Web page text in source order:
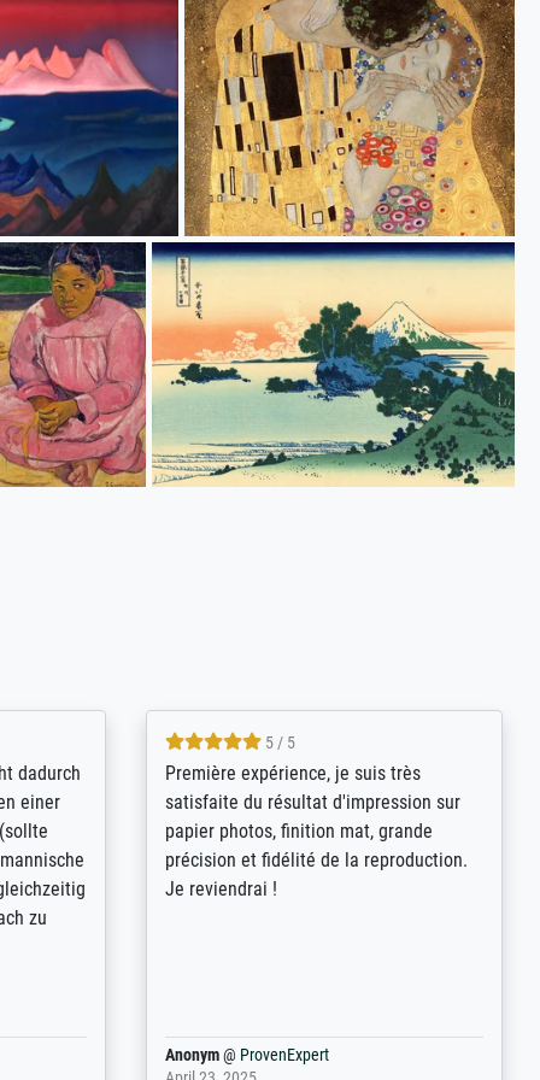
sich
(ein
-
4.8 / 5
Qualité absolument irréprochable.
Extraordinaire diversité des thèmes
abordés et personnalisation des
demandes (recadrage, réajustement des
couleurs). Relation clientèle parfaite.
Anonym@ ProvenExpert